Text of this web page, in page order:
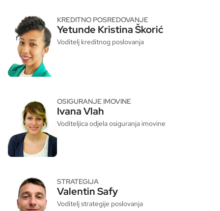
KREDITNO POSREDOVANJE
Yetunde Kristina Škorić
Voditelj kreditnog poslovanja
OSIGURANJE IMOVINE
Ivana Vlah
Voditeljica odjela osiguranja imovine
STRATEGIJA
Valentin Safy
Voditelj strategije poslovanja